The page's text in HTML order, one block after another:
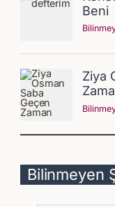
Bilinmeyen